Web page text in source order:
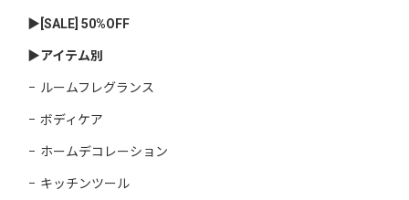
▶︎[SALE] 50%OFF
▶︎アイテム別
ルームフレグランス
ボディケア
ホームデコレーション
キッチンツール